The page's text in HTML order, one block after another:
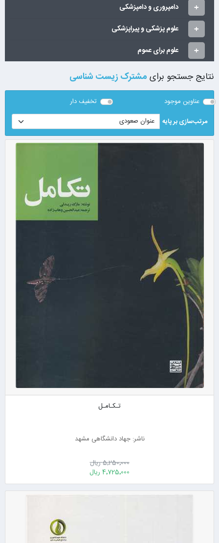
دامپروری و دامپزشکی
علوم پزشکی و پیراپزشکی
علوم برای عموم
نتایج جستجو برای مشترک زیست شناسی
عناوین موجود
تخفیف دار
مرتب‌سازی بر پایه
تـکـامـل
ناشر: جهاد دانشگاهی مشهد
5٬250٬000 ریال
4٬725٬000 ریال